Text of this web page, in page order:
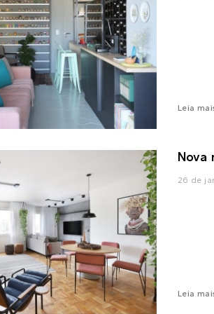
Leia
Nova
26 de
Leia